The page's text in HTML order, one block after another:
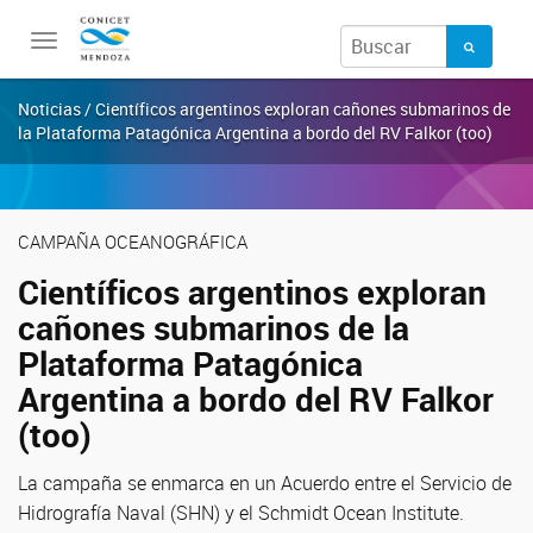
Toggle
navigation
Noticias / Científicos argentinos exploran cañones submarinos de
la Plataforma Patagónica Argentina a bordo del RV Falkor (too)
CAMPAÑA OCEANOGRÁFICA
Científicos argentinos exploran
cañones submarinos de la
Plataforma Patagónica
Argentina a bordo del RV Falkor
(too)
La campaña se enmarca en un Acuerdo entre el Servicio de
Hidrografía Naval (SHN) y el Schmidt Ocean Institute.